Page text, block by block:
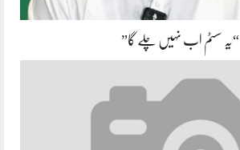
“یہ سسٹم اب نہیں چلے گا”